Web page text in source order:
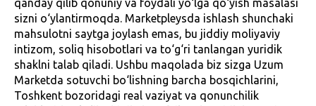
sizni o‘ylantirmoqda. Marketpleysda ishlash shunchaki
mahsulotni saytga joylash emas, bu jiddiy moliyaviy
intizom, soliq hisobotlari va to‘g‘ri tanlangan yuridik
shaklni talab qiladi. Ushbu maqolada biz sizga Uzum
Marketda sotuvchi bo‘lishning barcha bosqichlarini,
Toshkent bozoridagi real vaziyat va qonunchilik